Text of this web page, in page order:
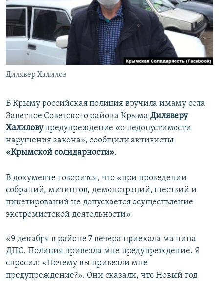
ПОБЕДИТЕЛЕЙ НЕ СУДЯТ?
КРЫМ.НЕПОКОРЕННЫЙ
ELIFBE
УКРАИНСКАЯ ПРОБЛЕМА КРЫМА
ПРИСОЕДИНЯЙТЕСЬ!
Все сайты RFE/RL
Дилявер Халилов
В Крыму российская полиция вручила имаму села
Заветное Советского района Крыма Диляверу
Халиловупредупреждение «о недопустимости
нарушения закона», сообщили активисты
«Крымской солидарности».
В документе говорится, что «при проведении
собраний, митингов, демонстраций, шествий и
пикетирований не допускается осуществление
экстремистской деятельности».
«9 декабря в районе 7 вечера приехала машина
ДПС. Полиция привезла мне предупреждение. Я
спросил: «Почему вы привезли мне
предупреждение?». Они сказали, что Новый год